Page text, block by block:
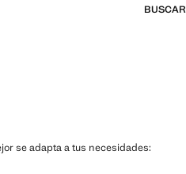
BUSCAR
se adapta a tus necesidades: